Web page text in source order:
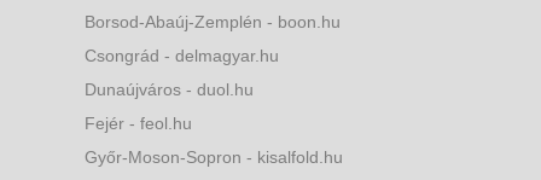
Borsod-Abaúj-Zemplén - boon.hu
Csongrád - delmagyar.hu
Dunaújváros - duol.hu
Fejér - feol.hu
Győr-Moson-Sopron - kisalfold.hu